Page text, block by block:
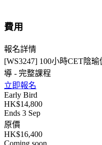
費用
報名詳情
[WS3247] 100小時CET陰
導 - 完整課程
立即報名
Early Bird
HK$14,800
Ends 3 Sep
原價
HK$16,400